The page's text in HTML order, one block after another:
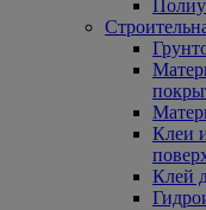
Клеи
Клей